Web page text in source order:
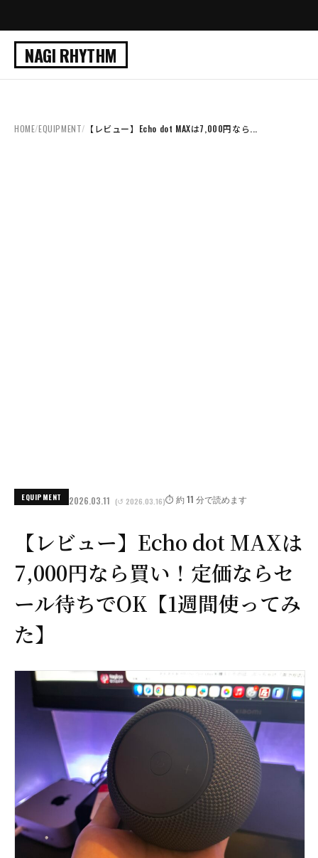
NAGI RHYTHM
HOME/EQUIPMENT/ 【レビュー】Echo dot MAXは7,000円なら...
EQUIPMENT 2026.03.11 (↺ 2026.03.16)⏱️ 約 11 分で読めます
【レビュー】Echo dot MAXは
7,000円なら買い！定価ならセ
ール待ちでOK【1週間使ってみ
た】